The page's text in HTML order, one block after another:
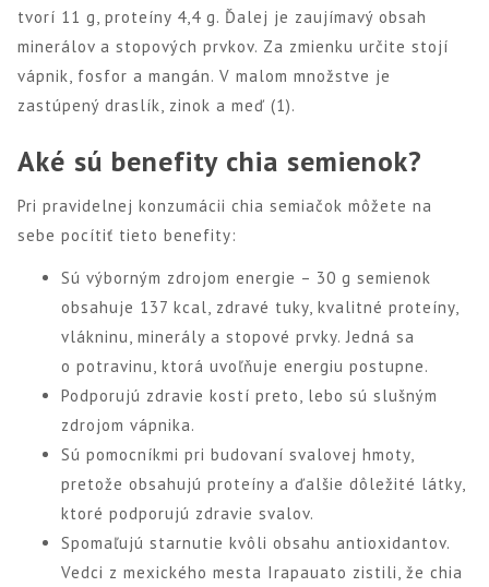
tvorí 11 g, proteíny 4,4 g. Ďalej je zaujímavý obsah
minerálov a stopových prvkov. Za zmienku určite stojí
vápnik, fosfor a mangán. V malom množstve je
zastúpený draslík, zinok a meď (1).
Aké sú benefity chia semienok?
Pri pravidelnej konzumácii chia semiačok môžete na
sebe pocítiť tieto benefity:
Sú výborným zdrojom energie – 30 g semienok
obsahuje 137 kcal, zdravé tuky, kvalitné proteíny,
vlákninu, minerály a stopové prvky. Jedná sa
o potravinu, ktorá uvoľňuje energiu postupne.
Podporujú zdravie kostí preto, lebo sú slušným
zdrojom vápnika.
Sú pomocníkmi pri budovaní svalovej hmoty,
pretože obsahujú proteíny a ďalšie dôležité látky,
ktoré podporujú zdravie svalov.
Spomaľujú starnutie kvôli obsahu antioxidantov.
Vedci z mexického mesta Irapauato zistili, že chia